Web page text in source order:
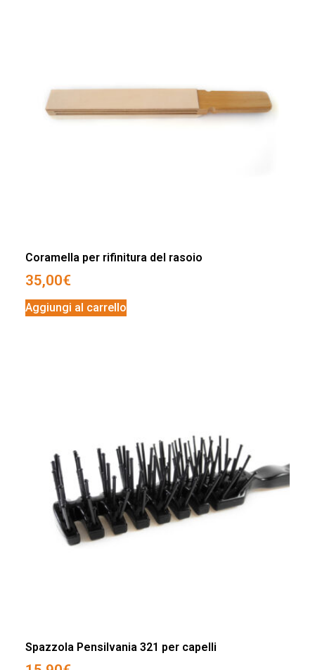
Coramella per rifinitura del rasoio
35,00€
Aggiungi al carrello
Spazzola Pensilvania 321 per capelli